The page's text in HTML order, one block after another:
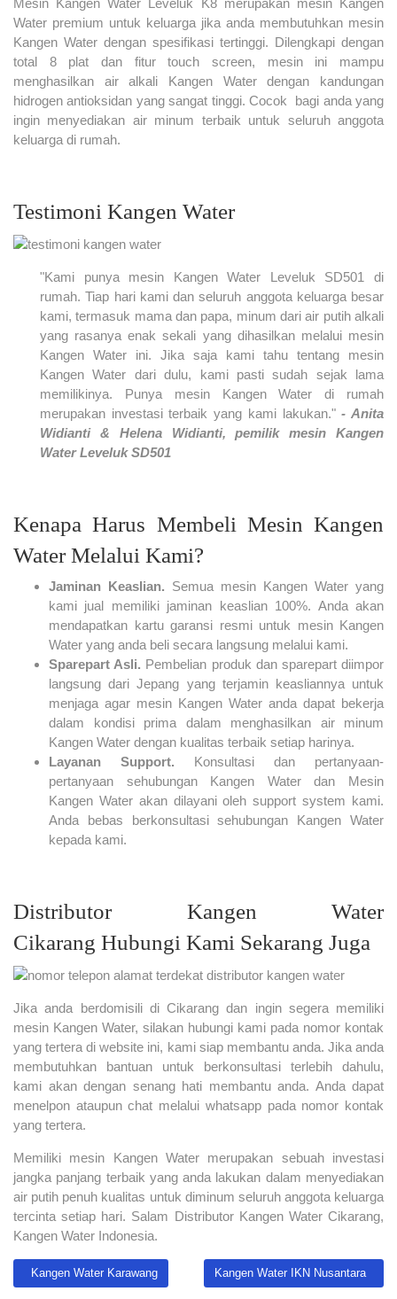
Mesin Kangen Water Leveluk K8 merupakan mesin Kangen
Water premium untuk keluarga jika anda membutuhkan mesin
Kangen Water dengan spesifikasi tertinggi. Dilengkapi dengan
total 8 plat dan fitur touch screen, mesin ini mampu
menghasilkan air alkali Kangen Water dengan kandungan
hidrogen antioksidan yang sangat tinggi. Cocok bagi anda yang
ingin menyediakan air minum terbaik untuk seluruh anggota
keluarga di rumah.
Testimoni Kangen Water
"Kami punya mesin Kangen Water Leveluk SD501 di
rumah. Tiap hari kami dan seluruh anggota keluarga besar
kami, termasuk mama dan papa, minum dari air putih alkali
yang rasanya enak sekali yang dihasilkan melalui mesin
Kangen Water ini. Jika saja kami tahu tentang mesin
Kangen Water dari dulu, kami pasti sudah sejak lama
memilikinya. Punya mesin Kangen Water di rumah
merupakan investasi terbaik yang kami lakukan."- Anita
Widianti & Helena Widianti, pemilik mesin Kangen
Water Leveluk SD501
Kenapa Harus Membeli Mesin Kangen
Water Melalui Kami?
Jaminan Keaslian. Semua mesin Kangen Water yang
kami jual memiliki jaminan keaslian 100%. Anda akan
mendapatkan kartu garansi resmi untuk mesin Kangen
Water yang anda beli secara langsung melalui kami.
Sparepart Asli. Pembelian produk dan sparepart diimpor
langsung dari Jepang yang terjamin keasliannya untuk
menjaga agar mesin Kangen Water anda dapat bekerja
dalam kondisi prima dalam menghasilkan air minum
Kangen Water dengan kualitas terbaik setiap harinya.
Layanan Support. Konsultasi dan pertanyaan-
pertanyaan sehubungan Kangen Water dan Mesin
Kangen Water akan dilayani oleh support system kami.
Anda bebas berkonsultasi sehubungan Kangen Water
kepada kami.
Distributor Kangen Water
Cikarang Hubungi Kami Sekarang Juga
Jika anda berdomisili di Cikarang dan ingin segera memiliki
mesin Kangen Water, silakan hubungi kami pada nomor kontak
yang tertera di website ini, kami siap membantu anda. Jika anda
membutuhkan bantuan untuk berkonsultasi terlebih dahulu,
kami akan dengan senang hati membantu anda. Anda dapat
menelpon ataupun chat melalui whatsapp pada nomor kontak
yang tertera.
Memiliki mesin Kangen Water merupakan sebuah investasi
jangka panjang terbaik yang anda lakukan dalam menyediakan
air putih penuh kualitas untuk diminum seluruh anggota keluarga
tercinta setiap hari. Salam Distributor Kangen Water Cikarang,
Kangen Water Indonesia.
Previous article: Kangen Water Karawang
Kangen Water Karawang Next article: Kangen Water IKN
Kangen Water IKN Nusantara